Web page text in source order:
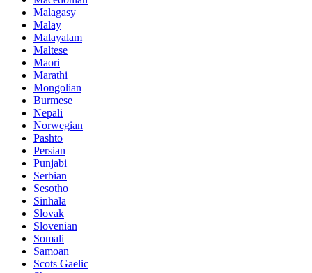
Malagasy
Malay
Malayalam
Maltese
Maori
Marathi
Mongolian
Burmese
Nepali
Norwegian
Pashto
Persian
Punjabi
Serbian
Sesotho
Sinhala
Slovak
Slovenian
Somali
Samoan
Scots Gaelic